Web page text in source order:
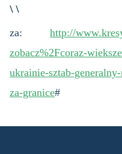
\ \
za: http://
zobacz%2Fcoraz-
ukrainie-sztab-
za-granice#